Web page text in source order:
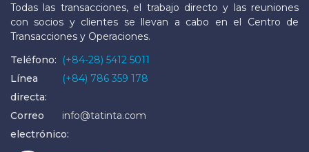
Todas las transacciones, el trabajo directo y las reuniones
con socios y clientes se llevan a cabo en el Centro de
Transacciones y Operaciones.
Teléfono:
(+84-28) 5412 5011
Línea
directa:
(+84) 786 359 178
Correo
electrónico:
info@tatinta.com